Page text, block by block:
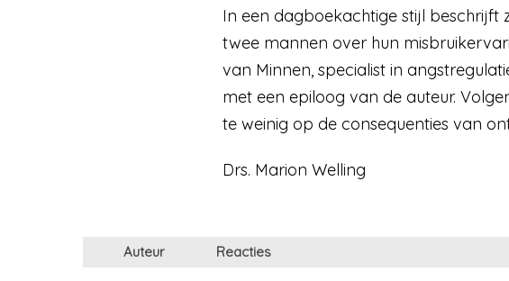
In een dagboekachtige stijl
twee mannen over hun
van Minnen, specialist in
met een epiloog van de auteur.
te weinig op de consequenties van
Drs. Marion Welling
Auteur Reacties